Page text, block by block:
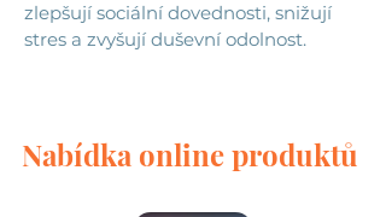
zlepšují sociální dovednosti, snižují
stres a zvyšují duševní odolnost.
Nabídka online produktů